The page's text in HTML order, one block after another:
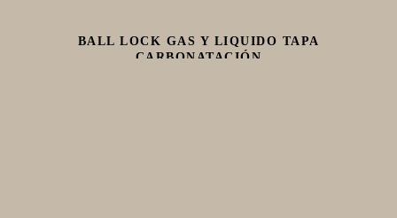
BALL LOCK GAS Y LIQUIDO TAPA
CARBONATACIÓN